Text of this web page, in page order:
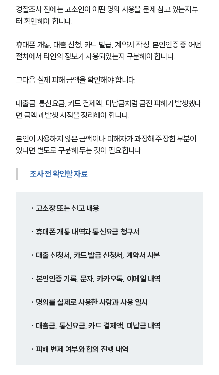
그룹소개
대륜의 강점
오시는 길
고객의 소리
사례분석/최신동향
형사 법률정보
형사소송·상담후기
형사그룹 업무
전체
경찰조사 전에는 고소인이 어떤 명의 사용을 문제 삼고 있는지부
터 확인해야 합니다.
휴대폰 개통, 대출 신청, 카드 발급, 계약서 작성, 본인인증 중 어떤
절차에서 타인의 정보가 사용되었는지 구분해야 합니다.
그다음 실제 피해 금액을 확인해야 합니다.
대출금, 통신요금, 카드 결제액, 미납금처럼 금전 피해가 발생했다
면 금액과 발생 시점을 정리해야 합니다.
본인이 사용하지 않은 금액이나 피해자가 과장해 주장한 부분이
있다면 별도로 구분해 두는 것이 필요합니다.
조사 전 확인할 자료
· 고소장 또는 신고 내용
· 휴대폰 개통 내역과 통신요금 청구서
· 대출 신청서, 카드 발급 신청서, 계약서 사본
· 본인인증 기록, 문자, 카카오톡, 이메일 내역
· 명의를 실제로 사용한 사람과 사용 일시
· 대출금, 통신요금, 카드 결제액, 미납금 내역
· 피해 변제 여부와 합의 진행 내역